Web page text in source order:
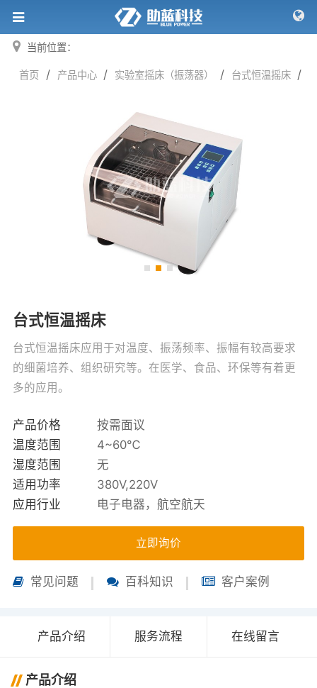
当前位置：
首页 / 产品中心 / 实验室摇床（振荡器） / 台式恒温摇床 /
台式恒温摇床
台式恒温摇床应用于对温度、振荡频率、振幅有较高要求
的细菌培养、组织研究等。在医学、食品、环保等有着更
多的应用。
产品价格
按需面议
温度范围
4~60℃
湿度范围
无
适用功率
380V,220V
应用行业
电子电器，航空航天
立即询价
常见问题 百科知识 客户案例
产品介绍 服务流程 在线留言
产品介绍